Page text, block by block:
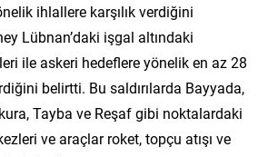
ihlallere karşılık verdiğini
Lübnan’daki işgal altındaki
ile askeri hedeflere yönelik en az 28
belirtti. Bu saldırılarda Bayyada,
Tayba ve Reşaf gibi noktalardaki
ve araçlar roket, topçu atışı ve